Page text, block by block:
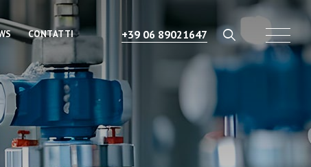
CONTATTI +39 06 89021647